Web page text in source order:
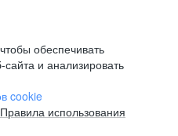
обеспечивать
и анализировать
cookie
Правила использования